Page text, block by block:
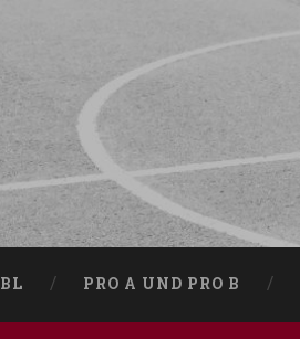
PRO A UND PRO B